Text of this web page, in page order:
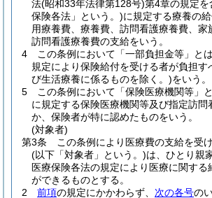
法(昭和33年法律第128号)第4章の規定を
保険各法」という。)に規定する療養の
用療養費、療養費、訪問看護療養費、家
訪問看護療養費の支給をいう。
4
この条例において「一部負担金等」と
規定により保険給付を受ける者が負担す
び生活療養に係るものを除く。)をいう。
5
この条例において「保険医療機関等」
に規定する保険医療機関等及び指定訪問
か、保険者が特に認めたものをいう。
(対象者)
第3条
この条例により医療費の支給を受
(以下「対象者」という。)は、ひとり親
医療保険各法の規定により医療に関する
ができるものとする。
2
前項の規定にかかわらず、 次の各号の